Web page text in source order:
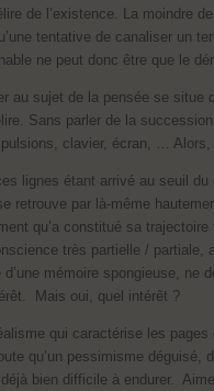
de l’existence. La moindre
tentative de canaliser un
ne peut donc être que le
au sujet de la pensée se situe
Sans parler de la
clavier, écran, … Alors,
lignes étant arrivé au seuil du
retrouve par là-même
qu’a constitué sa trajectoire
très partielle / partiale,
d’une mémoire spongieuse, ne
Mais oui, quel intérêt ?
qui caractérise les pages
qu’un pessimisme déguisé,
bien difficile à endurer.